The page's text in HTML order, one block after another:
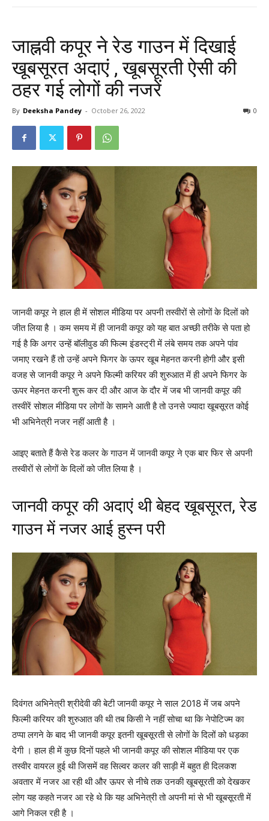
जाह्नवी कपूर ने रेड गाउन में दिखाई
खूबसूरत अदाएं , खूबसूरती ऐसी की
ठहर गई लोगों की नजरें
By Deeksha Pandey - October 26, 2022 0
जानवी कपूर ने हाल ही में सोशल मीडिया पर अपनी तस्वीरों से लोगों के दिलों को
जीत लिया है । कम समय में ही जानवी कपूर को यह बात अच्छी तरीके से पता हो
गई है कि अगर उन्हें बॉलीवुड की फिल्म इंडस्ट्री में लंबे समय तक अपने पांव
जमाए रखने हैं तो उन्हें अपने फिगर के ऊपर खूब मेहनत करनी होगी और इसी
वजह से जानवी कपूर ने अपने फिल्मी करियर की शुरुआत में ही अपने फिगर के
ऊपर मेहनत करनी शुरू कर दी और आज के दौर में जब भी जानवी कपूर की
तस्वीरें सोशल मीडिया पर लोगों के सामने आती है तो उनसे ज्यादा खूबसूरत कोई
भी अभिनेत्री नजर नहीं आती है ।
आइए बताते हैं कैसे रेड कलर के गाउन में जानवी कपूर ने एक बार फिर से अपनी
तस्वीरों से लोगों के दिलों को जीत लिया है ।
जानवी कपूर की अदाएं थी बेहद खूबसूरत, रेड
गाउन में नजर आई हुस्न परी
दिवंगत अभिनेत्री श्रीदेवी की बेटी जानवी कपूर ने साल 2018 में जब अपने
फिल्मी करियर की शुरुआत की थी तब किसी ने नहीं सोचा था कि नेपोटिज्म का
ठप्पा लगने के बाद भी जानवी कपूर इतनी खूबसूरती से लोगों के दिलों को धड़का
देगी । हाल ही में कुछ दिनों पहले भी जानवी कपूर की सोशल मीडिया पर एक
तस्वीर वायरल हुई थी जिसमें वह सिल्वर कलर की साड़ी में बहुत ही दिलकश
अवतार में नजर आ रही थी और ऊपर से नीचे तक उनकी खूबसूरती को देखकर
लोग यह कहते नजर आ रहे थे कि यह अभिनेत्री तो अपनी मां से भी खूबसूरती में
आगे निकल रही है ।